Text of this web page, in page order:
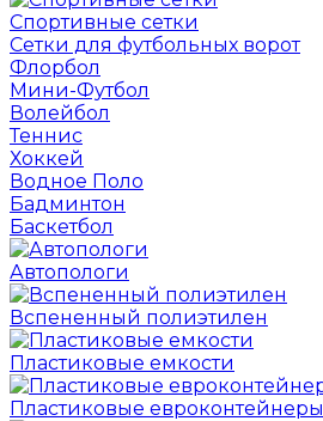
Спортивные сетки
Сетки для футбольных ворот
Флорбол
Мини-Футбол
Волейбол
Теннис
Хоккей
Водное Поло
Бадминтон
Баскетбол
Автопологи
Вспененный полиэтилен
Пластиковые емкости
Пластиковые евроконтейнеры